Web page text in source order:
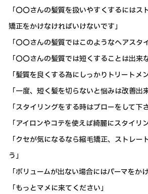
「〇〇さんの髪質を扱いやすくするにはス
矯正をかけなければいけないです」
「〇〇さんの髪質ではこのようなヘアスタ
「〇〇さんの髪質では短くすることは出来
「髪質を良くする為にしっかりトリートメ
「一度、短く髪を切らないと悩みは改善出
「スタイリングをする時はブローをして下さ
「アイロンやコテを使えば綺麗にスタイリ
「クセが気になるなら縮毛矯正、ストレー
う」
「ボリュームが出ない場合にはパーマをか
「もっとマメに来てください」